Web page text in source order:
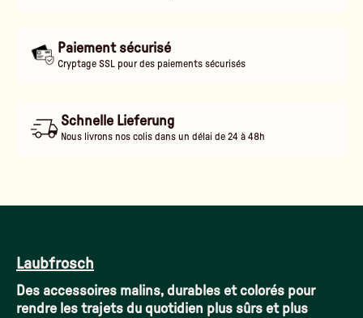
Paiement sécurisé
Cryptage SSL pour des paiements sécurisés
Schnelle Lieferung
Nous livrons nos colis dans un délai de 24 à 48h
Laubfrosch
Des accessoires malins, durables et colorés pour
rendre les trajets du quotidien plus sûrs et plus